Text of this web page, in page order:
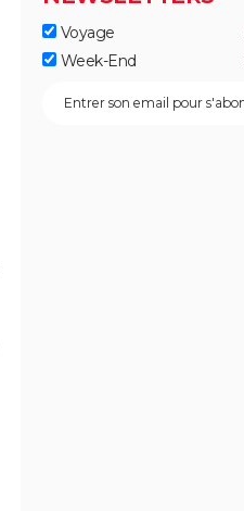
Voyage
Week-End